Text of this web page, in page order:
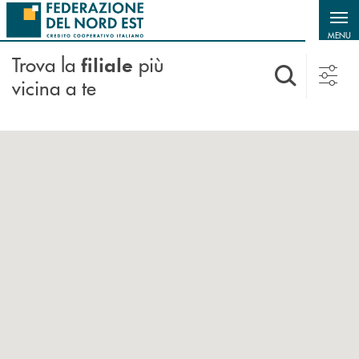
Salta al contenuto principale
MENU
Trova la filiale più
vicina a te